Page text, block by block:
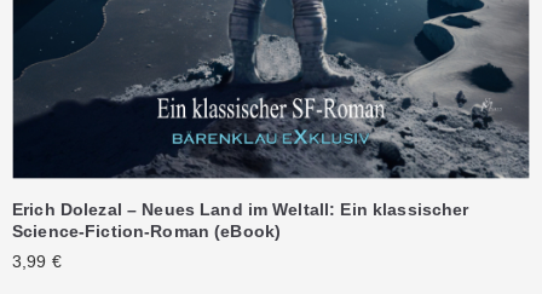
Erich Dolezal – Neues Land im Weltall: Ein klassischer
Science-Fiction-Roman (eBook)
3,99 €